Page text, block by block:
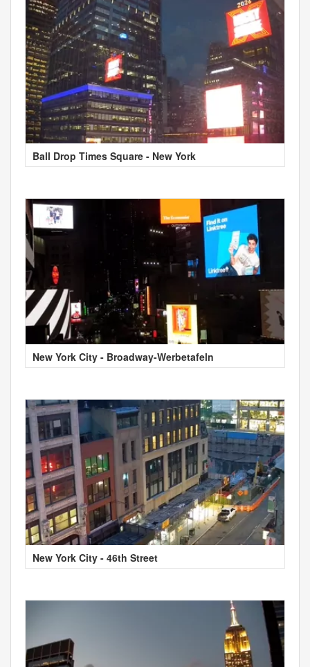
Ball Drop Times Square - New York
New York City - Broadway-Werbetafeln
New York City - 46th Street